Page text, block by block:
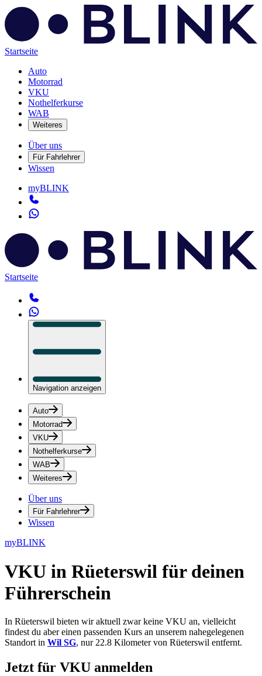
Startseite
Auto
Motorrad
VKU
Nothelferkurse
WAB
Weiteres
Über uns
Für Fahrlehrer
Wissen
myBLINK
Startseite
Navigation anzeigen
Auto
Motorrad
VKU
Nothelferkurse
WAB
Weiteres
Über uns
Für Fahrlehrer
Wissen
myBLINK
VKU in Rüeterswil für deinen
Führerschein
In Rüeterswil bieten wir aktuell zwar keine VKU an, vielleicht
findest du aber einen passenden Kurs an unserem nahegelegenen
Standort in Wil SG, nur 22.8 Kilometer von Rüeterswil entfernt.
Jetzt für VKU anmelden